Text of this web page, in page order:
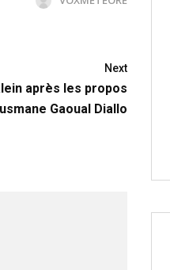
Next
après les propos
Gaoual Diallo